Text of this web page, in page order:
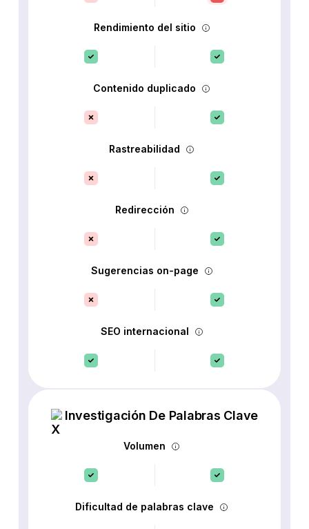
Rendimiento del sitio
Contenido duplicado
Rastreabilidad
Redirección
Sugerencias on-page
SEO internacional
Investigación De Palabras Clave
Volumen
Dificultad de palabras clave